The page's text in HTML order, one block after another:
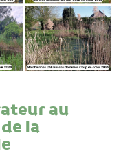
au
la